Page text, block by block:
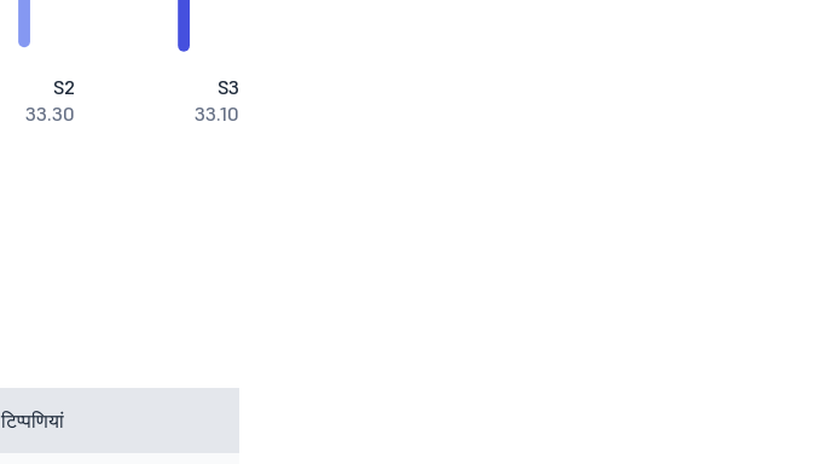
S2
33.30
S3
33.10
टिप्पणियां